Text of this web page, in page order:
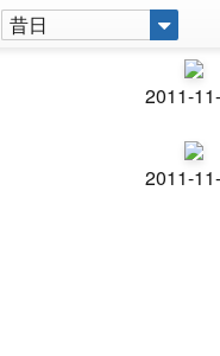
昔日
2011-
2011-